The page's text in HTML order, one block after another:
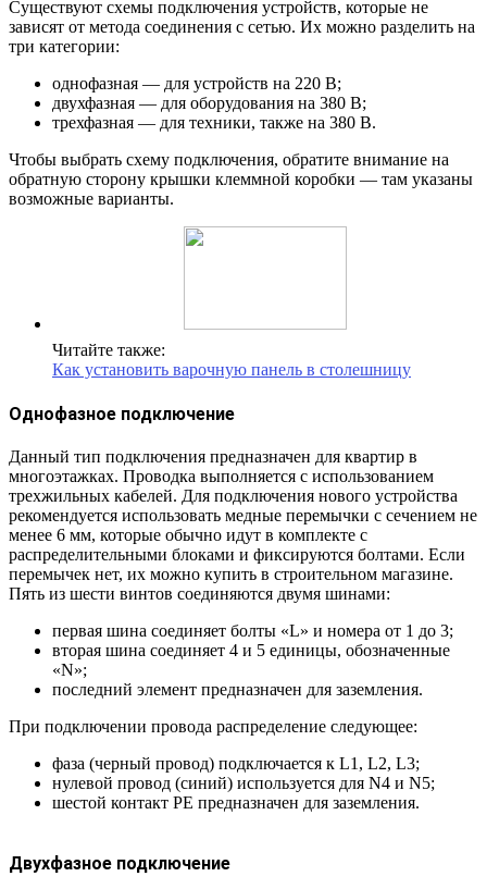
Существуют схемы подключения устройств, которые не
зависят от метода соединения с сетью. Их можно разделить на
три категории:
однофазная — для устройств на 220 В;
двухфазная — для оборудования на 380 В;
трехфазная — для техники, также на 380 В.
Чтобы выбрать схему подключения, обратите внимание на
обратную сторону крышки клеммной коробки — там указаны
возможные варианты.
Читайте также:
Как установить варочную панель в столешницу
Однофазное подключение
Данный тип подключения предназначен для квартир в
многоэтажках. Проводка выполняется с использованием
трехжильных кабелей. Для подключения нового устройства
рекомендуется использовать медные перемычки с сечением не
менее 6 мм, которые обычно идут в комплекте с
распределительными блоками и фиксируются болтами. Если
перемычек нет, их можно купить в строительном магазине.
Пять из шести винтов соединяются двумя шинами:
первая шина соединяет болты «L» и номера от 1 до 3;
вторая шина соединяет 4 и 5 единицы, обозначенные
«N»;
последний элемент предназначен для заземления.
При подключении провода распределение следующее:
фаза (черный провод) подключается к L1, L2, L3;
нулевой провод (синий) используется для N4 и N5;
шестой контакт PE предназначен для заземления.
Двухфазное подключение